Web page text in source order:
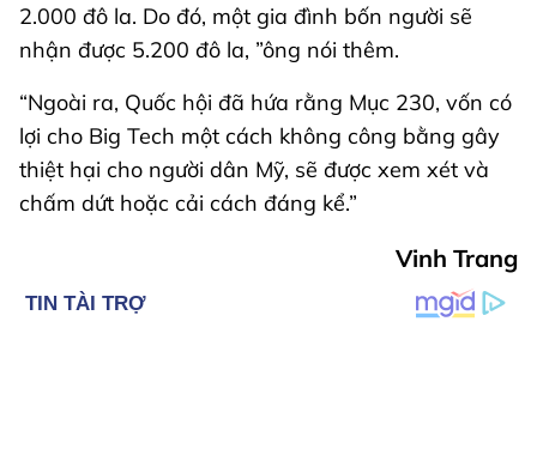
2.000 đô la. Do đó, một gia đình bốn người sẽ
nhận được 5.200 đô la, ”ông nói thêm.
“Ngoài ra, Quốc hội đã hứa rằng Mục 230, vốn có
lợi cho Big Tech một cách không công bằng gây
thiệt hại cho người dân Mỹ, sẽ được xem xét và
chấm dứt hoặc cải cách đáng kể.”
Vinh Trang